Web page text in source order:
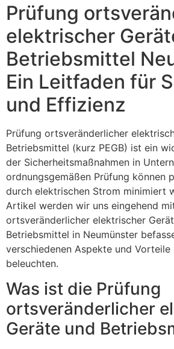
Prüfung
elektrischer
Betriebsmittel
Ein Leitfaden für
und Effizienz
Prüfung ortsveränderlicher
Betriebsmittel (kurz PEGB) ist ein
der Sicherheitsmaßnahmen in
ordnungsgemäßen Prüfung können
durch elektrischen Strom minimiert
Artikel werden wir uns eingehend
ortsveränderlicher elektrischer
Betriebsmittel in Neumünster
verschiedenen Aspekte und
beleuchten.
Was ist die Prüfung
ortsveränderlicher
Geräte und